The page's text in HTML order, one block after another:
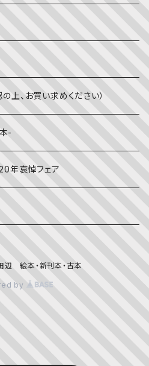
上、お買い求めください）
-
年哀悼フェア
絵本・新刊本・古本
by